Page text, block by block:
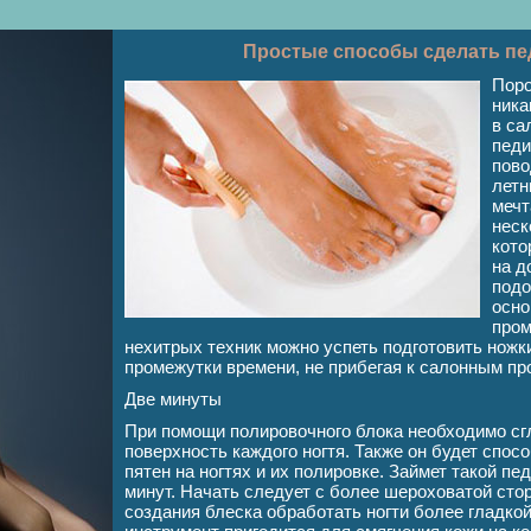
Простые способы сделать
в
на
нехитрых техник можно успеть подготовить
промежутки времени, не прибегая к салонным
Две минуты
При помощи полировочного блока необходимо
поверхность каждого ногтя. Также он будет
пятен на ногтях и их полировке. Займет такой
минут. Начать следует с более шероховатой
создания блеска обработать ногти более